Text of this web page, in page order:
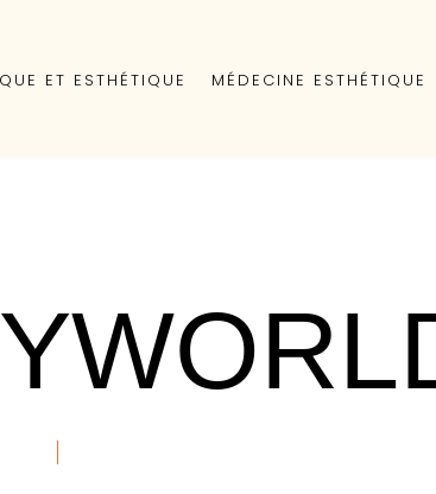
ET ESTHÉTIQUE MÉDECINE ESTHÉTIQUE